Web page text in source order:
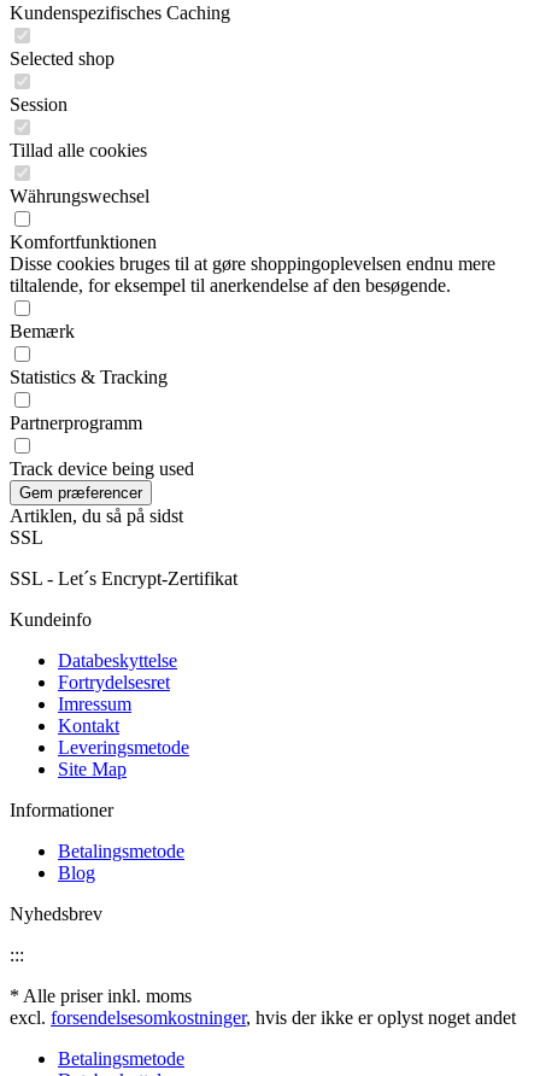
Kundenspezifisches Caching
Selected shop
Session
Tillad alle cookies
Währungswechsel
Komfortfunktionen
Disse cookies bruges til at gøre shoppingoplevelsen endnu mere
tiltalende, for eksempel til anerkendelse af den besøgende.
Bemærk
Statistics & Tracking
Partnerprogramm
Track device being used
Artiklen, du så på sidst
SSL
SSL - Let´s Encrypt-Zertifikat
Kundeinfo
Databeskyttelse
Fortrydelsesret
Imressum
Kontakt
Leveringsmetode
Site Map
Informationer
Betalingsmetode
Blog
Nyhedsbrev
:::
* Alle priser inkl. moms
excl. forsendelsesomkostninger, hvis der ikke er oplyst noget andet
Betalingsmetode